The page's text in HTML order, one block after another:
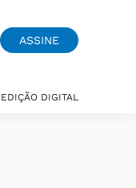
ASSINE
EDIÇÃO DIGITAL